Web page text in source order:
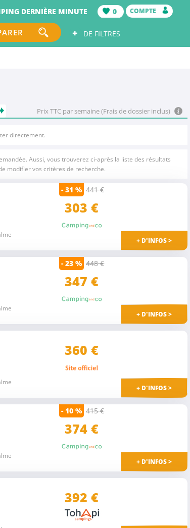
DERNIÈRE MINUTE 0 COMPTE
+ DE FILTRES
Prix TTC par semaine (Frais de dossier inclus)
directement.
Aussi, vous trouverez ci-après la liste des résultats
modifier vos critères de recherche.
- 31 % 441 €
303 €
+ D'INFOS >
- 23 % 448 €
347 €
+ D'INFOS >
360 €
+ D'INFOS >
- 10 % 415 €
374 €
+ D'INFOS >
392 €